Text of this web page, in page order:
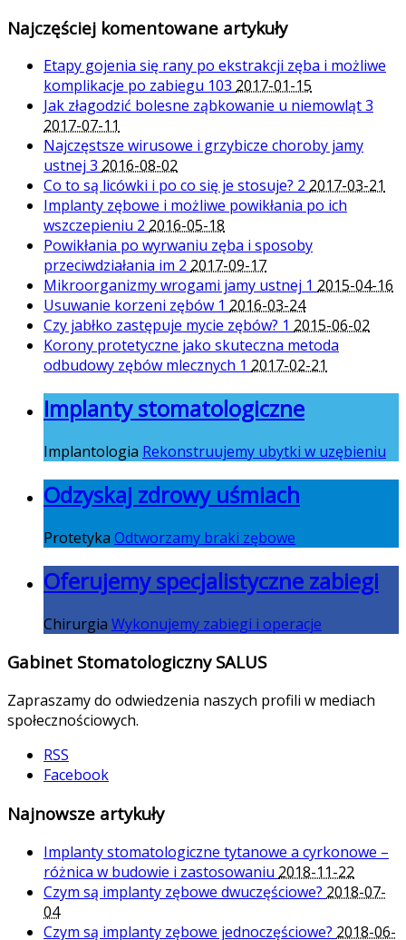
Najczęściej komentowane artykuły
Etapy gojenia się rany po ekstrakcji zęba i możliwe
komplikacje po zabiegu 103 2017-01-15
Jak złagodzić bolesne ząbkowanie u niemowląt3
2017-07-11
Najczęstsze wirusowe i grzybicze choroby jamy
ustnej 3 2016-08-02
Co to są licówki i po co się je stosuje? 2 2017-03-21
Implanty zębowe i możliwe powikłania po ich
wszczepieniu 2 2016-05-18
Powikłania po wyrwaniu zęba i sposoby
przeciwdziałania im 2 2017-09-17
Mikroorganizmy wrogami jamy ustnej 1 2015-04-16
Usuwanie korzeni zębów 1 2016-03-24
Czy jabłko zastępuje mycie zębów? 1 2015-06-02
Korony protetyczne jako skuteczna metoda
odbudowy zębów mlecznych 1 2017-02-21
Implanty stomatologiczne
Implantologia Rekonstruujemy ubytki w uzębieniu
Odzyskaj zdrowy uśmiach
Protetyka Odtworzamy braki zębowe
Oferujemy specjalistyczne zabiegi
Chirurgia Wykonujemy zabiegi i operacje
Gabinet Stomatologiczny SALUS
Zapraszamy do odwiedzenia naszych profili w mediach
społecznościowych.
RSS
Facebook
Najnowsze artykuły
Implanty stomatologiczne tytanowe a cyrkonowe –
różnica w budowie i zastosowaniu 2018-11-22
Czym są implanty zębowe dwuczęściowe? 2018-07-
04
Czym są implanty zębowe jednoczęściowe? 2018-06-